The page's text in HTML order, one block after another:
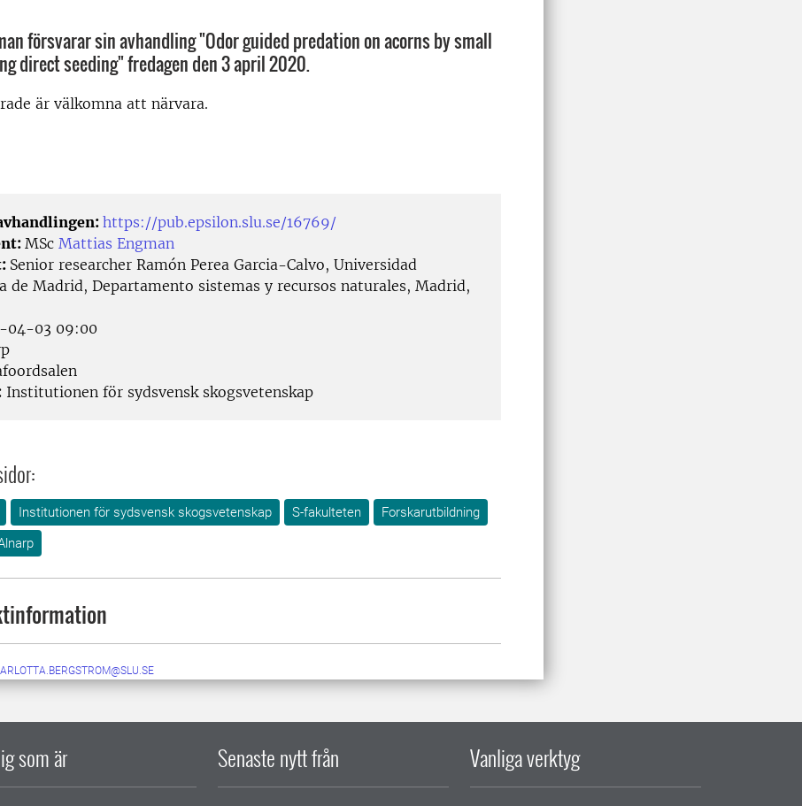
försvarar sin avhandling "Odor guided predation on acorns by small
direct seeding" fredagen den 3 april 2020.
är välkomna att närvara.
https://pub.epsilon.slu.se/16769/
MSc Mattias Engman
Senior researcher Ramón Perea Garcia-Calvo, Universidad
de Madrid, Departamento sistemas y recursos naturales, Madrid,
04-03 09:00
Institutionen för sydsvensk skogsvetenskap
Institutionen för sydsvensk skogsvetenskap S-fakulteten
Forskarutbildning
som är Senaste nytt från Vanliga verktyg